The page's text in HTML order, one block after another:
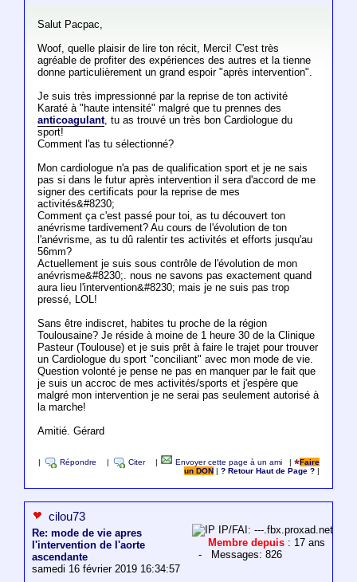
Salut Pacpac,
Woof, quelle plaisir de lire ton récit, Merci! C'est très
agréable de profiter des expériences des autres et la tienne
donne particulièrement un grand espoir "après intervention".
Je suis très impressionné par la reprise de ton activité
Karaté à "haute intensité" malgré que tu prennes des
anticoagulant, tu as trouvé un très bon Cardiologue du
sport!
Comment l'as tu sélectionné?
Mon cardiologue n'a pas de qualification sport et je ne sais
pas si dans le futur après intervention il sera d'accord de me
signer des certificats pour la reprise de mes
activités&#8230;
Comment ça c'est passé pour toi, as tu découvert ton
anévrisme tardivement? Au cours de l'évolution de ton
l'anévrisme, as tu dû ralentir tes activités et efforts jusqu'au
56mm?
Actuellement je suis sous contrôle de l'évolution de mon
anévrisme&#8230;. nous ne savons pas exactement quand
aura lieu l'intervention&#8230; mais je ne suis pas trop
pressé, LOL!
Sans être indiscret, habites tu proche de la région
Toulousaine? Je réside à moine de 1 heure 30 de la Clinique
Pasteur (Toulouse) et je suis prêt à faire le trajet pour trouver
un Cardiologue du sport "conciliant" avec mon mode de vie.
Question volonté je pense ne pas en manquer par le fait que
je suis un accroc de mes activités/sports et j'espère que
malgré mon intervention je ne serai pas seulement autorisé à
la marche!
Amitié. Gérard
Répondre Citer Envoyer cette page à un ami |
Faire
un DON
|? Retour Haut de Page ?
cilou73
Re: mode de vie apres
l'intervention de l'aorte
ascendante
samedi 16 février 2019 16:34:57
IP/FAI: ---.fbx.proxad.net
Membre depuis : 17 ans
- Messages: 826